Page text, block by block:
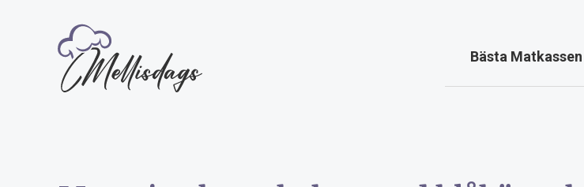
Bästa Matkassen